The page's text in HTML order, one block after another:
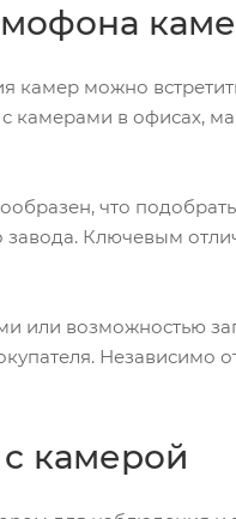
можно
в офисах,
что
Ключевым
или возможностью
Независимо
камерой